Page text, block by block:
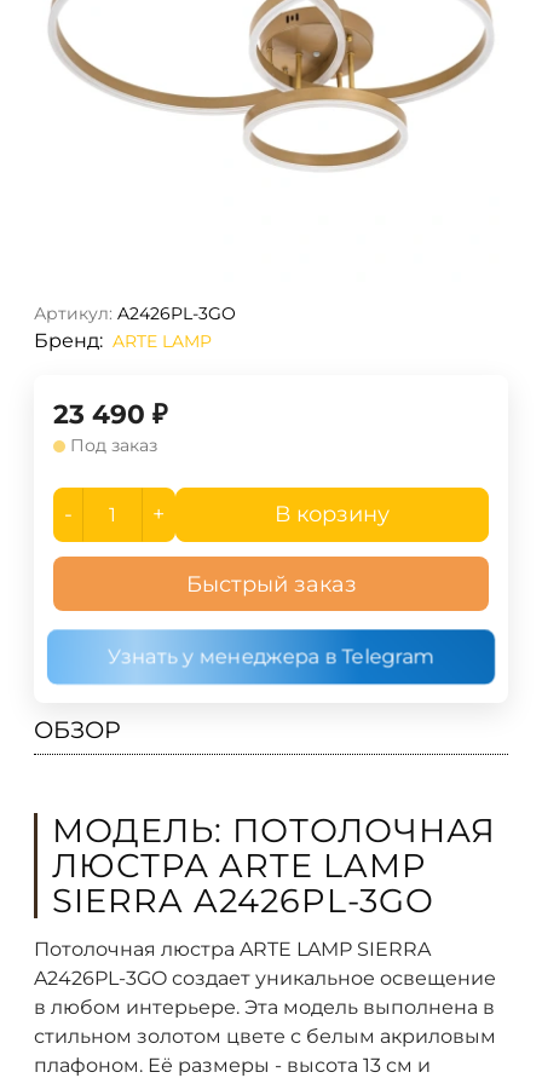
Артикул: A2426PL-3GO
Бренд: ARTE LAMP
23 490 ₽
Под заказ
- + В корзину
Быстрый заказ
Узнать у менеджера в Telegram
ОБЗОР
МОДЕЛЬ: ПОТОЛОЧНАЯ
ЛЮСТРА ARTE LAMP
SIERRA A2426PL-3GO
Потолочная люстра ARTE LAMP SIERRA
A2426PL-3GO создает уникальное освещение
в любом интерьере. Эта модель выполнена в
стильном золотом цвете с белым акриловым
плафоном. Её размеры - высота 13 см и